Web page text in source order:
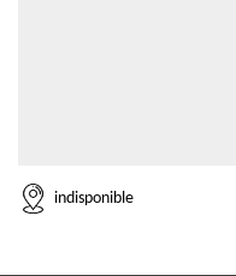
indisponible